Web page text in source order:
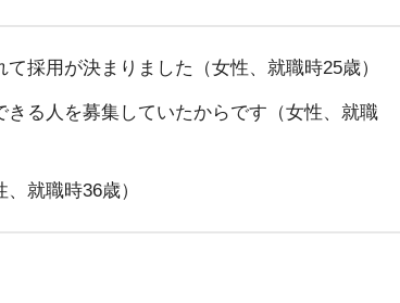
採用が決まりました（女性、就職時25歳）
る人を募集していたからです（女性、就職
就職時36歳）